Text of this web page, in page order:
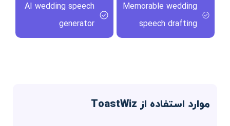
Memorable wedding
speech drafting
AI wedding speech
generator
موارد استفاده از ToastWiz